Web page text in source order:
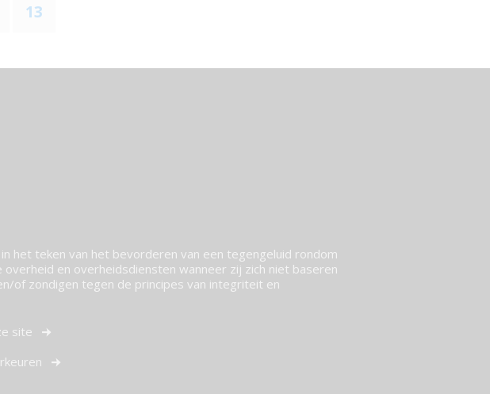
13
het teken van het bevorderen van een tegengeluid rondom
en overheidsdiensten wanneer zij zich niet baseren
of zondigen tegen de principes van integriteit en
site